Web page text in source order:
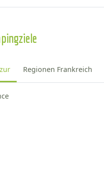
Regionen Frankreich